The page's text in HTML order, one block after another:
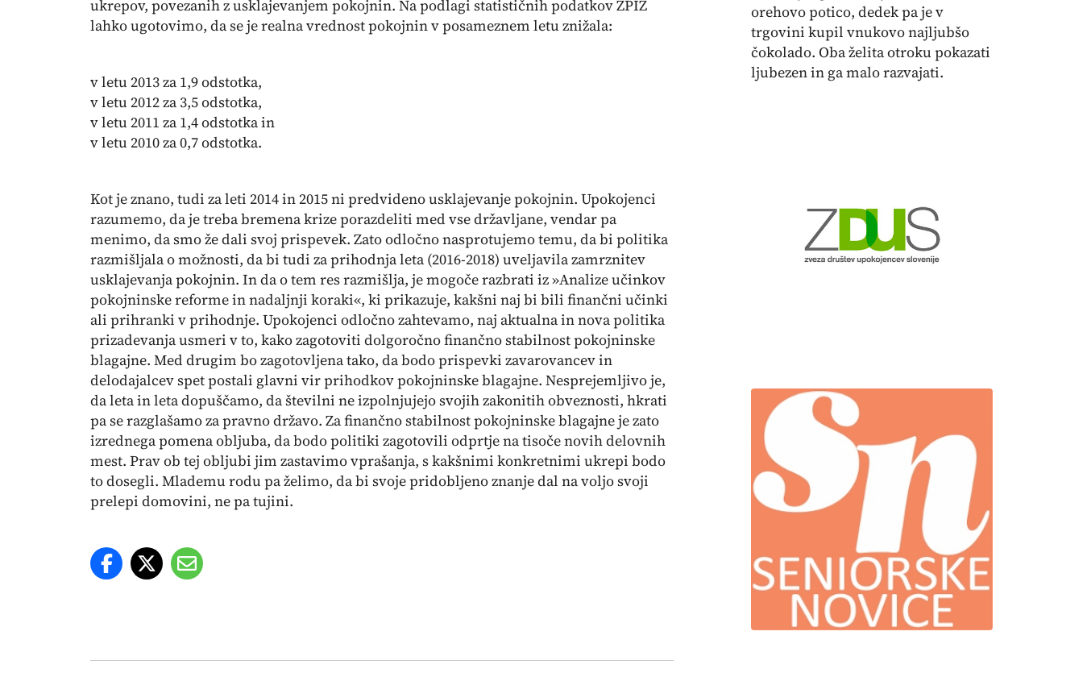
ukrepov, povezanih z usklajevanjem pokojnin. Na podlagi statističnih podatkov ZPIZ
lahko ugotovimo, da se je realna vrednost pokojnin v posameznem letu znižala:
v letu 2013 za 1,9 odstotka,
v letu 2012 za 3,5 odstotka,
v letu 2011 za 1,4 odstotka in
v letu 2010 za 0,7 odstotka.
Kot je znano, tudi za leti 2014 in 2015 ni predvideno usklajevanje pokojnin. Upokojenci
razumemo, da je treba bremena krize porazdeliti med vse državljane, vendar pa
menimo, da smo že dali svoj prispevek. Zato odločno nasprotujemo temu, da bi politika
razmišljala o možnosti, da bi tudi za prihodnja leta (2016-2018) uveljavila zamrznitev
usklajevanja pokojnin. In da o tem res razmišlja, je mogoče razbrati iz »Analize učinkov
pokojninske reforme in nadaljnji koraki«, ki prikazuje, kakšni naj bi bili finančni učinki
ali prihranki v prihodnje. Upokojenci odločno zahtevamo, naj aktualna in nova politika
prizadevanja usmeri v to, kako zagotoviti dolgoročno finančno stabilnost pokojninske
blagajne. Med drugim bo zagotovljena tako, da bodo prispevki zavarovancev in
delodajalcev spet postali glavni vir prihodkov pokojninske blagajne. Nesprejemljivo je,
da leta in leta dopuščamo, da številni ne izpolnjujejo svojih zakonitih obveznosti, hkrati
pa se razglašamo za pravno državo. Za finančno stabilnost pokojninske blagajne je zato
izrednega pomena obljuba, da bodo politiki zagotovili odprtje na tisoče novih delovnih
mest. Prav ob tej obljubi jim zastavimo vprašanja, s kakšnimi konkretnimi ukrepi bodo
to dosegli. Mlademu rodu pa želimo, da bi svoje pridobljeno znanje dal na voljo svoji
prelepi domovini, ne pa tujini.
orehovo potico, dedek pa je v
trgovini kupil vnukovo najljubšo
čokolado. Oba želita otroku pokazati
ljubezen in ga malo razvajati.